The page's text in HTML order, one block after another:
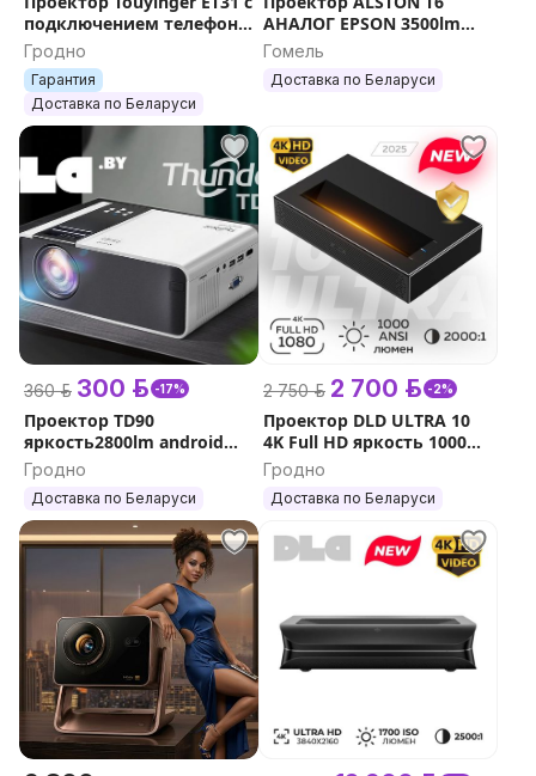
подключением телефона
яркий
Гродно
Гарантия
Доставка по Беларуси
АНАЛОГ EPSON 3500lm
Full HD4k
Гомель
Доставка по Беларуси
360 р. 300 р. -17%
Проектор TD90
яркость2800lm android
WI-FI ГАРАНТИЯ
Гродно
Доставка по Беларуси
2 750 р. 2 700 р. -2%
Проектор DLD ULTRA 10
4K Full HD яркость 1000
ANSI люмен
Гродно
Доставка по Беларуси